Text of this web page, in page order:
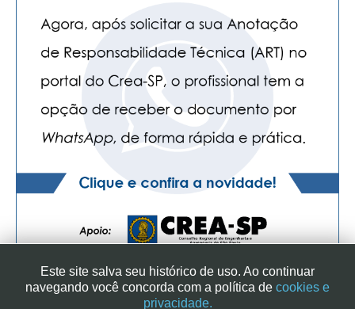
Este site salva seu histórico de uso. Ao continuar
navegando você concorda com a política de cookies e
privacidade.